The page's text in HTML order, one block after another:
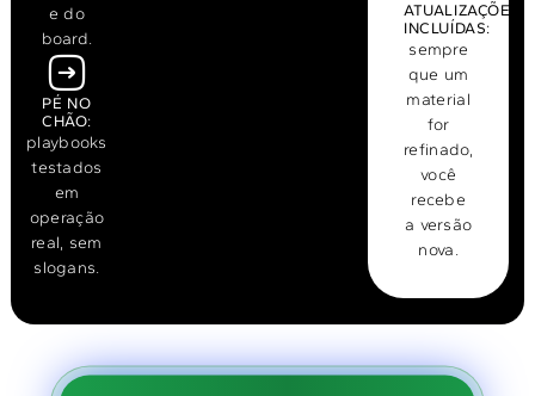
e do
board.
PÉ NO
CHÃO:
playbooks
testados
em
operação
real, sem
slogans.
ATUALIZAÇÕES
INCLUÍDAS:
sempre
que um
material
for
refinado,
você
recebe
a versão
nova.